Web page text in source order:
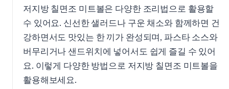
저지방 칠면조 미트볼은 다양한 조리법으로 활용할
수 있어요. 신선한 샐러드나 구운 채소와 함께하면 건
강하면서도 맛있는 한 끼가 완성되며, 파스타 소스와
버무리거나 샌드위치에 넣어서도 쉽게 즐길 수 있어
요. 이렇게 다양한 방법으로 저지방 칠면조 미트볼을
활용해보세요.